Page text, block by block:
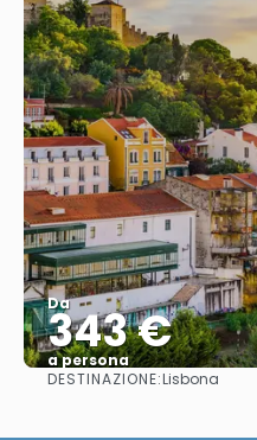
Da
343 €
a persona
DESTINAZIONE:Lisbona